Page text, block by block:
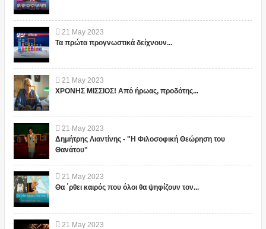
21 May 2023
Τα πρώτα προγνωστικά δείχνουν...
21 May 2023
ΧΡΟΝΗΣ ΜΙΣΣΙΟΣ! Από ήρωας, προδότης...
21 May 2023
Δημήτρης Λιαντίνης - "Η Φιλοσοφική Θεώρηση του
Θανάτου"
21 May 2023
Θα ΄ρθει καιρός που όλοι θα ψηφίζουν τον...
21 May 2023